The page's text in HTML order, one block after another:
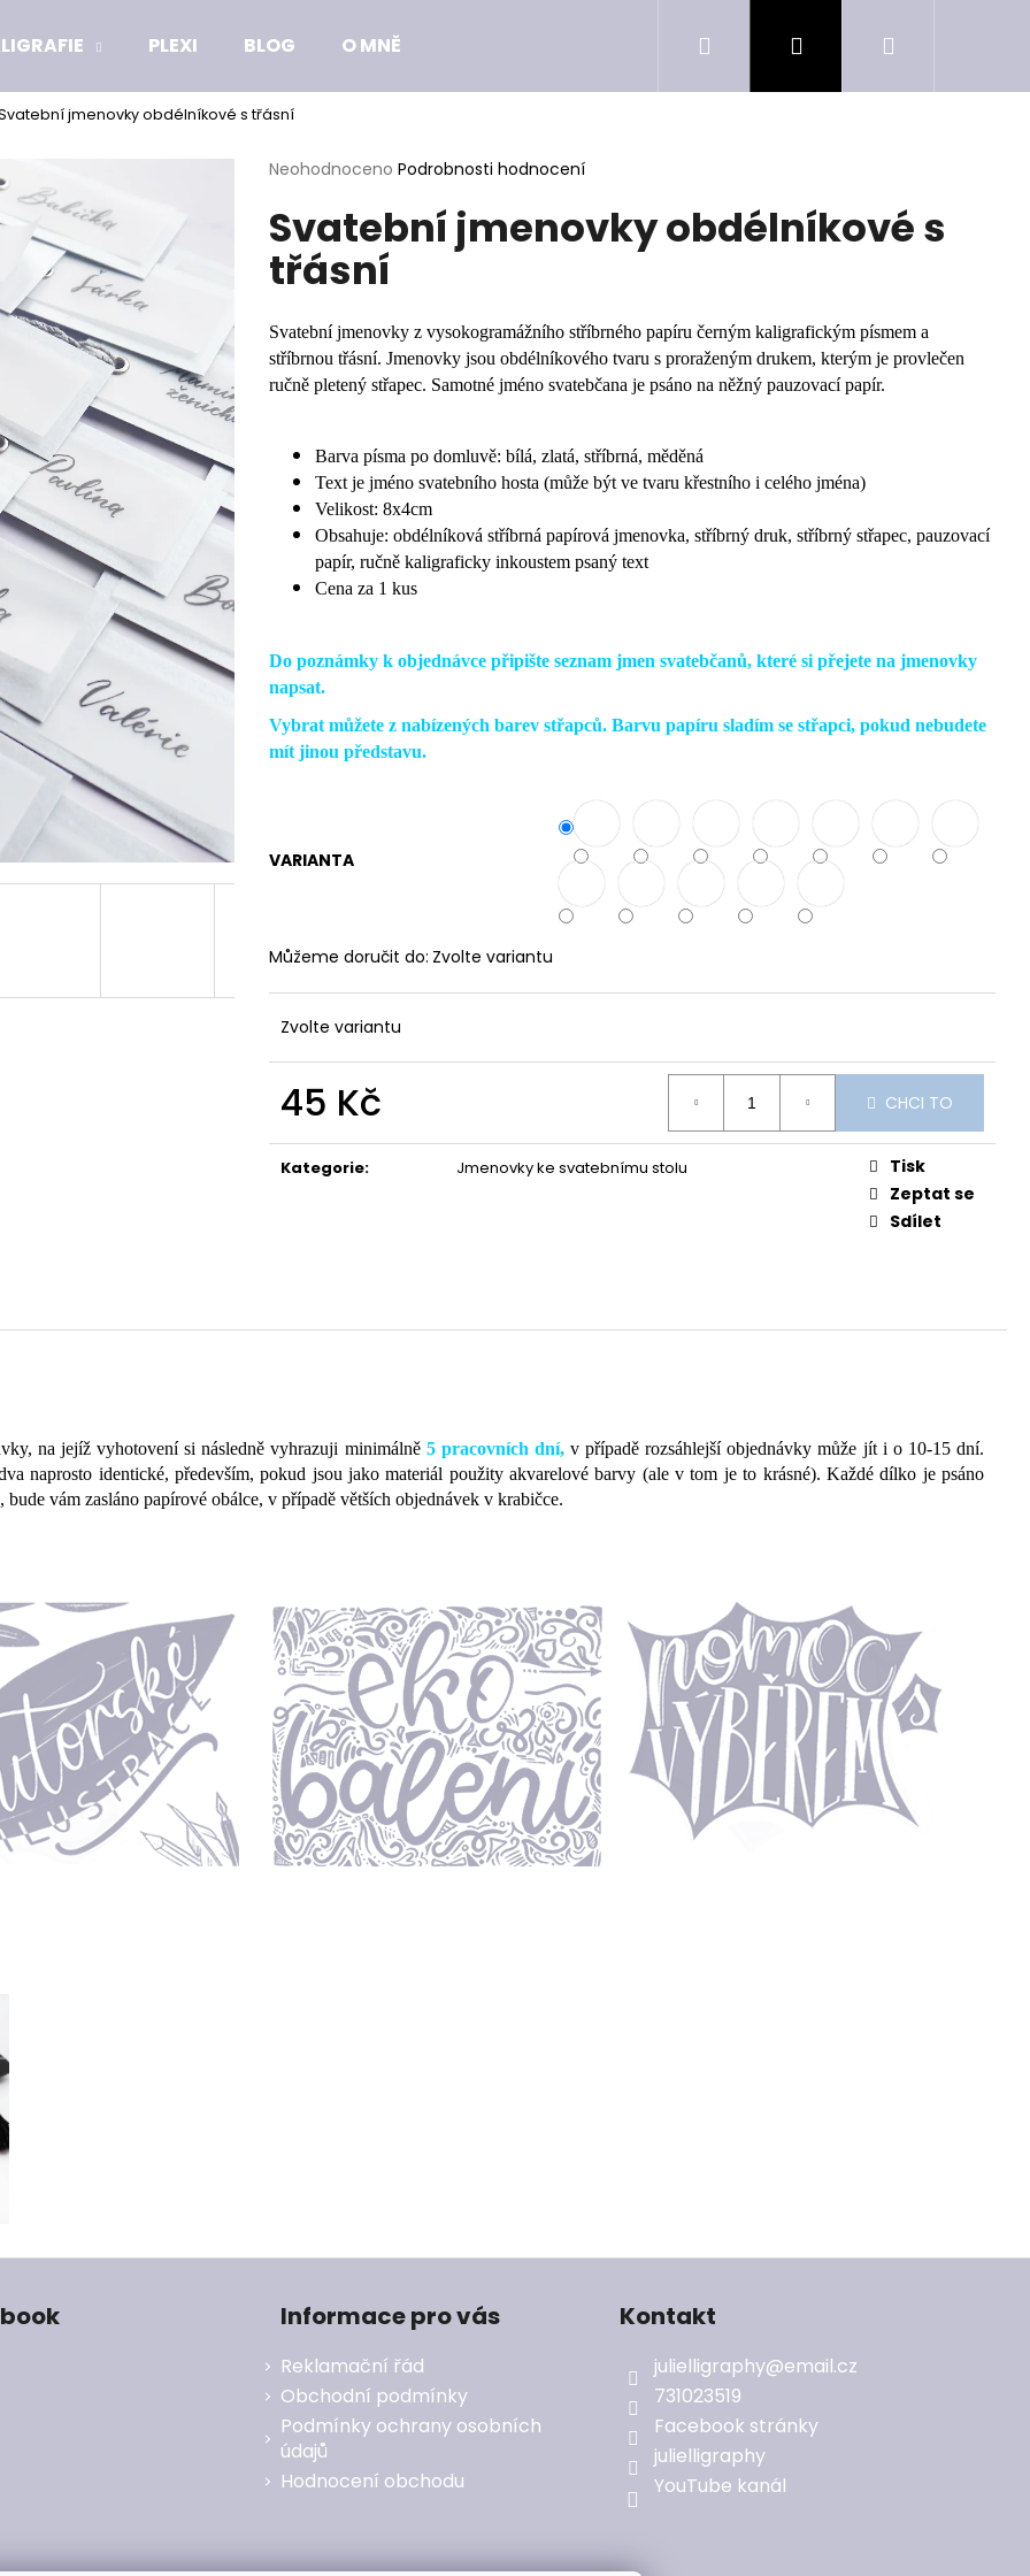
PLEXI BLOG O MNĚ Přihlášení
jmenovky obdélníkové s třásní
Průměrné
produktu
je
0,0
z
hvězdiček.
Neohodnoceno Podrobnosti hodnocení
Svatební jmenovky obdélníkové s
třásní
Svatební jmenovky z vysokogramážního stříbrného papíru černým kaligrafickým písmem a
stříbrnou třásní. Jmenovky jsou obdélníkového tvaru s proraženým drukem, kterým je provlečen
ručně pletený střapec. Samotné jméno svatebčana je psáno na něžný pauzovací papír.
Barva písma po domluvě: bílá, zlatá, stříbrná, měděná
Text je jméno svatebního hosta (může být ve tvaru křestního i celého jména)
Velikost: 8x4cm
Obsahuje: obdélníková stříbrná papírová jmenovka, stříbrný druk, stříbrný střapec, pauzovací
papír, ručně kaligraficky inkoustem psaný text
Cena za 1 kus
Do poznámky k objednávce připište seznam jmen svatebčanů, které si přejete na jmenovky
napsat.
Vybrat můžete z nabízených barev střapců. Barvu papíru sladím se střapci, pokud nebudete
mít jinou představu.
VARIANTA
Můžeme doručit do: Zvolte variantu
Zvolte variantu
45 Kč CHCI TO
Kategorie: Jmenovky ke svatebnímu stolu
Tisk
Zeptat se
Sdílet
na jejíž vyhotovení si následně vyhrazuji minimálně 5 pracovních dní,v případě rozsáhlejší objednávky může jít i o 10-15 dní.
naprosto identické, především, pokud jsou jako materiál použity akvarelové barvy (ale v tom je to krásné). Každé dílko je psáno
vám zasláno papírové obálce, v případě větších objednávek v krabičce.
Co potřebujete najít?
HLEDAT
Doporučujeme
Informace pro vás
Reklamační řád
Obchodní podmínky
Podmínky ochrany osobních
údajů
Hodnocení obchodu
Kontakt
julielligraphy@email.cz
731023519
Facebook stránky
julielligraphy
YouTube kanál